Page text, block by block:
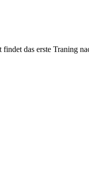
das erste Traning